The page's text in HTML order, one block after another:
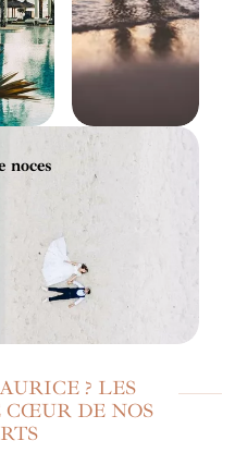
noces
? LES
CŒUR DE NOS